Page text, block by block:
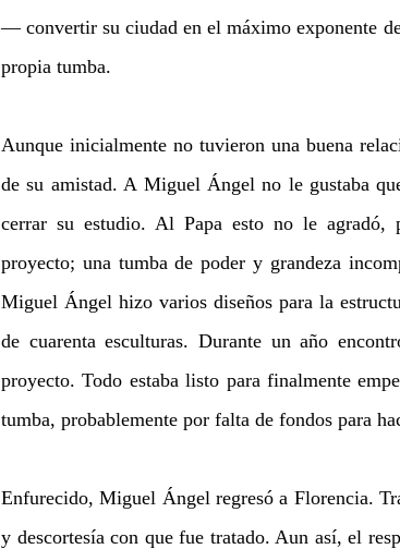
— convertir su ciudad en el máximo exponente
propia tumba.
Aunque inicialmente no tuvieron una buena
de su amistad. A Miguel Ángel no le gustaba
cerrar su estudio. Al Papa esto no le agradó,
proyecto; una tumba de poder y grandeza
Miguel Ángel hizo varios diseños para la
de cuarenta esculturas. Durante un año
proyecto. Todo estaba listo para finalmente
tumba, probablemente por falta de fondos para
Enfurecido, Miguel Ángel regresó a Florencia.
y descortesía con que fue tratado. Aun así, el